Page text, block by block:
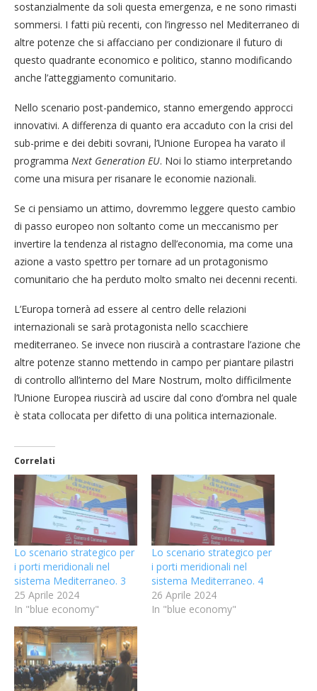
sostanzialmente da soli questa emergenza, e ne sono rimasti
sommersi. I fatti più recenti, con l’ingresso nel Mediterraneo di
altre potenze che si affacciano per condizionare il futuro di
questo quadrante economico e politico, stanno modificando
anche l’atteggiamento comunitario.
Nello scenario post-pandemico, stanno emergendo approcci
innovativi. A differenza di quanto era accaduto con la crisi del
sub-prime e dei debiti sovrani, l’Unione Europea ha varato il
programma Next Generation EU. Noi lo stiamo interpretando
come una misura per risanare le economie nazionali.
Se ci pensiamo un attimo, dovremmo leggere questo cambio
di passo europeo non soltanto come un meccanismo per
invertire la tendenza al ristagno dell’economia, ma come una
azione a vasto spettro per tornare ad un protagonismo
comunitario che ha perduto molto smalto nei decenni recenti.
L’Europa tornerà ad essere al centro delle relazioni
internazionali se sarà protagonista nello scacchiere
mediterraneo. Se invece non riuscirà a contrastare l’azione che
altre potenze stanno mettendo in campo per piantare pilastri
di controllo all’interno del Mare Nostrum, molto difficilmente
l’Unione Europea riuscirà ad uscire dal cono d’ombra nel quale
è stata collocata per difetto di una politica internazionale.
Correlati
Lo scenario strategico per
i porti meridionali nel
sistema Mediterraneo. 3
25 Aprile 2024
In "blue economy"
Lo scenario strategico per
i porti meridionali nel
sistema Mediterraneo. 4
26 Aprile 2024
In "blue economy"